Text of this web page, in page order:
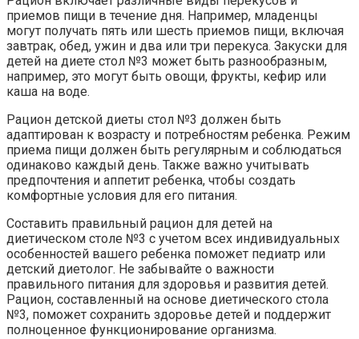
приемов пищи в течение дня. Например, младенцы
могут получать пять или шесть приемов пищи, включая
завтрак, обед, ужин и два или три перекуса. Закуски для
детей на диете стол №3 может быть разнообразным,
например, это могут быть овощи, фрукты, кефир или
каша на воде.
Рацион детской диеты стол №3 должен быть
адаптирован к возрасту и потребностям ребенка. Режим
приема пищи должен быть регулярным и соблюдаться
одинаково каждый день. Также важно учитывать
предпочтения и аппетит ребенка, чтобы создать
комфортные условия для его питания.
Составить правильный рацион для детей на
диетическом столе №3 с учетом всех индивидуальных
особенностей вашего ребенка поможет педиатр или
детский диетолог. Не забывайте о важности
правильного питания для здоровья и развития детей.
Рацион, составленный на основе диетического стола
№3, поможет сохранить здоровье детей и поддержит
полноценное функционирование организма.